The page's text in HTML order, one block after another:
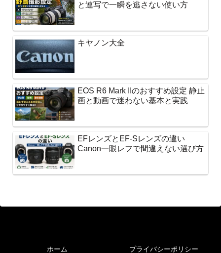
と連写で一瞬を逃さない使い方
キヤノン大全
EOS R6 Mark IIのおすすめ設定 静止
画と動画で迷わない基本と実践
EFレンズとEF-Sレンズの違い
Canon一眼レフで間違えない選び方
ホーム プライバシーポリシー